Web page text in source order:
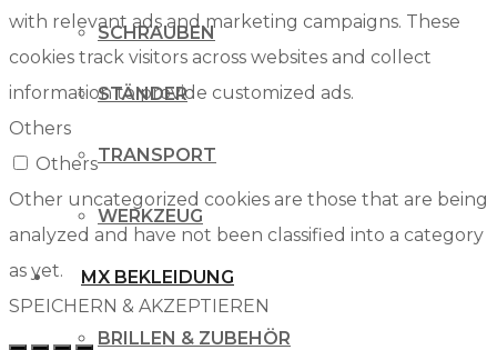
SCHRAUBEN
STÄNDER
TRANSPORT
WERKZEUG
MX BEKLEIDUNG
BRILLEN & ZUBEHÖR
with relevant ads and marketing campaigns. These
cookies track visitors across websites and collect
information to provide customized ads.
Others
Others
Other uncategorized cookies are those that are being
analyzed and have not been classified into a category
as yet.
SPEICHERN & AKZEPTIEREN